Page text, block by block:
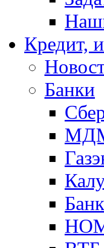
Кредит,
Банки